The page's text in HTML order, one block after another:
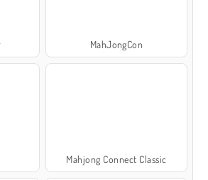
MahJongCon
Mahjong Connect Classic